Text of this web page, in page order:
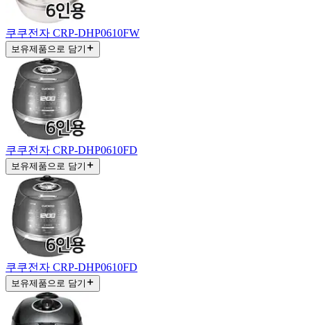
쿠쿠전자 CRP-DHP0610FW
보유제품으로 담기
쿠쿠전자 CRP-DHP0610FD
보유제품으로 담기
쿠쿠전자 CRP-DHP0610FD
보유제품으로 담기